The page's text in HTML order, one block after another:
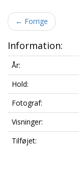
← Forrige
Information:
År:
Hold:
Fotograf:
Visninger:
Tilføjet: